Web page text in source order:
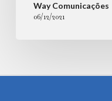
Way Comunicações
06/12/2021